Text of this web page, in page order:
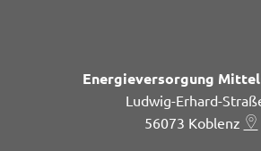
Energieversorgung
Ludwig-Erhard-
56073 Koblenz